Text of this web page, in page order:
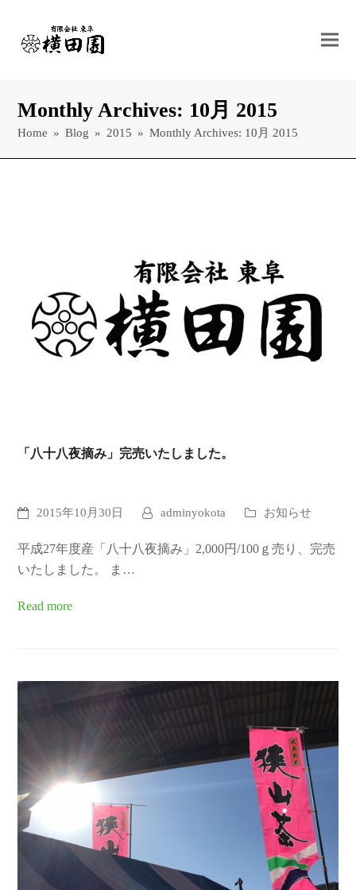
Monthly Archives: 10月 2015
Home » Blog » 2015 » Monthly Archives: 10月 2015
「八十八夜摘み」完売いたしました。
2015年10月30日 adminyokota お知らせ
平成27年度産「八十八夜摘み」2,000円/100ｇ売り、完売
いたしました。 ま…
Read more